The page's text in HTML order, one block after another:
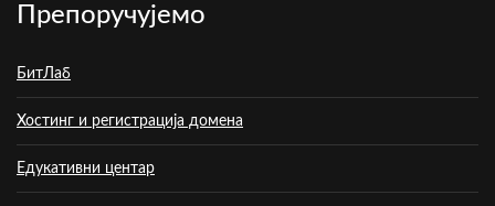
Препоручујемо
БитЛаб
Хостинг и регистрација домена
Едукативни центар